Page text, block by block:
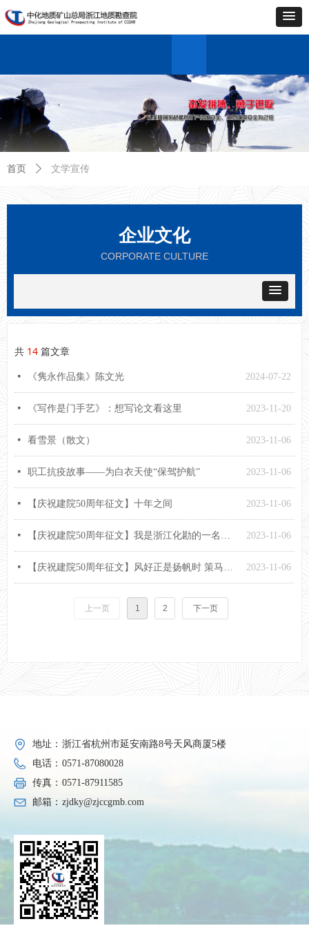
首页 单位概况 业务中心科技创新企业文化党的建设资料中心
联
首页 ꄲ 文学宣传
企业文化
CORPORATE CULTURE
共 14 篇文章
2024-07-22
넷 《隽永作品集》陈文光
2023-11-20
넷 《写作是门手艺》：想写论文看这里
2023-11-06
넷 看雪景（散文）
2023-11-06
넷 职工抗疫故事——为白衣天使“保驾护航”
2023-11-06
넷 【庆祝建院50周年征文】十年之间
2023-11-06
넷 【庆祝建院50周年征文】我是浙江化勘的一名普通职工
2023-11-06
넷 【庆祝建院50周年征文】风好正是扬帆时 策马扬鞭再奋蹄
上一页 1 2 下一页
地址： 浙江省杭州市延安南路8号天风商厦5楼
电话： 0571-87080028
传真： 0571-87911585
邮箱： zjdky@zjccgmb.com